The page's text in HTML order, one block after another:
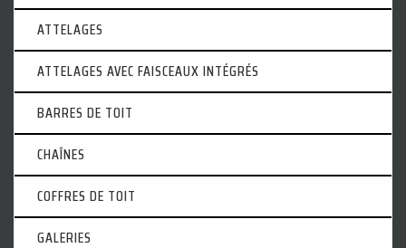
ATTELAGES
ATTELAGES AVEC FAISCEAUX INTÉGRÉS
BARRES DE TOIT
CHAÎNES
COFFRES DE TOIT
GALERIES